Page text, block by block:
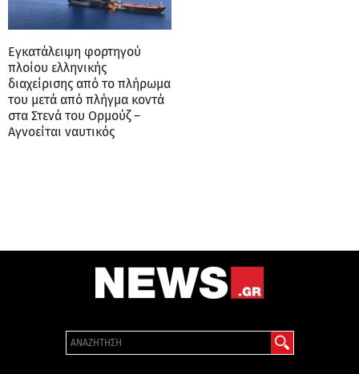
Εγκατάλειψη φορτηγού
πλοίου ελληνικής
διαχείρισης από το πλήρωμα
του μετά από πλήγμα κοντά
στα Στενά του Ορμούζ –
Αγνοείται ναυτικός